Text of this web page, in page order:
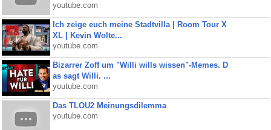
youtube.com
Ich zeige euch meine Stadtvilla | Room Tour X
XL | Kevin Wolte...
youtube.com
Bizarrer Zoff um "Willi wills wissen"-Memes. D
as sagt Willi. ...
youtube.com
Das TLOU2 Meinungsdilemma
youtube.com